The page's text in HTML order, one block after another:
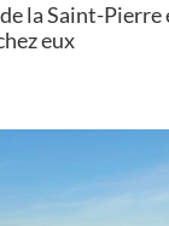
la Saint-
eux